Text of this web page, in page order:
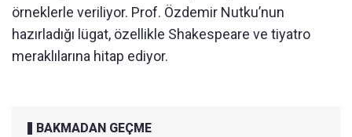
örneklerle veriliyor. Prof. Özdemir Nutku’nun
hazırladığı lügat, özellikle Shakespeare ve tiyatro
meraklılarına hitap ediyor.
BAKMADAN GEÇME